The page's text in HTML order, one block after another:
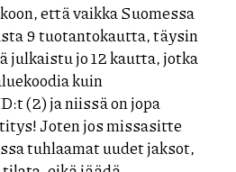
että vaikka Suomessa
9 tuotantokautta, täysin
julkaistu jo 12 kautta, jotka
kuin
(2) ja niissä on jopa
Joten jos missasitte
tuhlaamat uudet jaksot,